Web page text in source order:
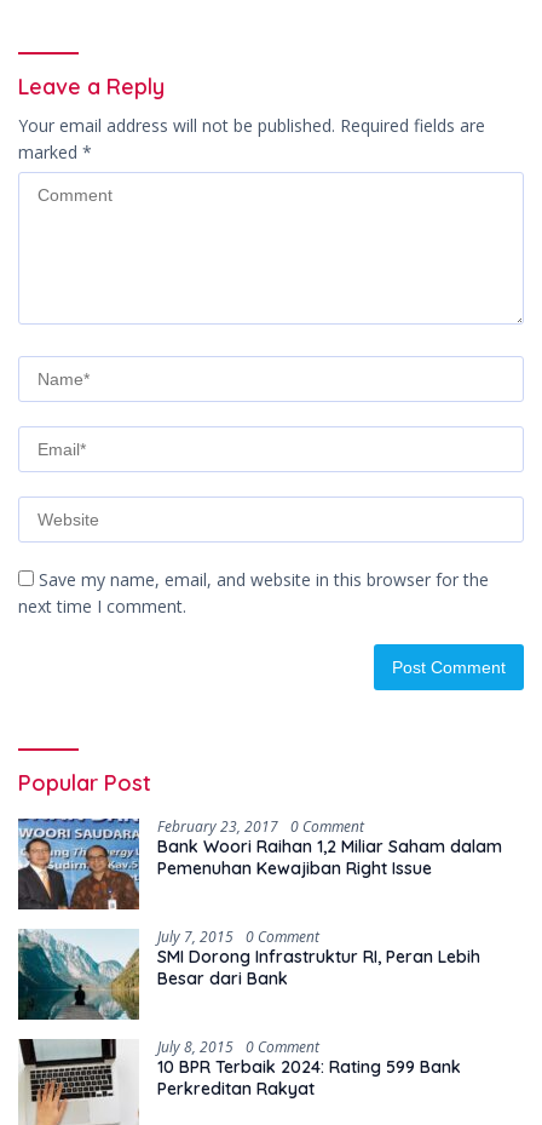
Leave a Reply
Your email address will not be published. Required fields are
marked *
Save my name, email, and website in this browser for the
next time I comment.
Popular Post
February 23, 2017 0 Comment
Bank Woori Raihan 1,2 Miliar Saham dalam
Pemenuhan Kewajiban Right Issue
July 7, 2015 0 Comment
SMI Dorong Infrastruktur RI, Peran Lebih
Besar dari Bank
July 8, 2015 0 Comment
10 BPR Terbaik 2024: Rating 599 Bank
Perkreditan Rakyat